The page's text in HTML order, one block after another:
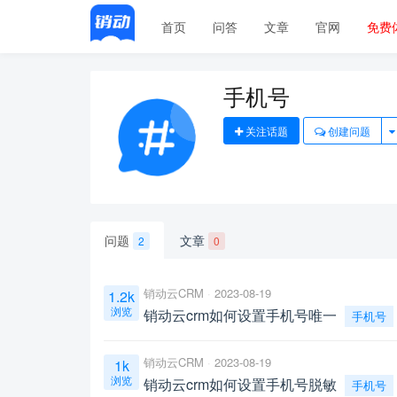
首页 问答 文章 官网 免费
手机号
关注话题 创建问题
问题 2 文章 0
1.2k
浏览
销动云CRM 2023-08-19
销动云crm如何设置手机号唯一 手机号
1k
浏览
销动云CRM 2023-08-19
销动云crm如何设置手机号脱敏 手机号